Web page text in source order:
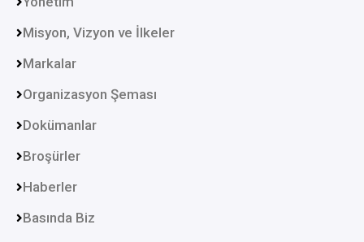
Misyon, Vizyon ve İlkeler
Markalar
Organizasyon Şeması
Dokümanlar
Broşürler
Haberler
Basında Biz